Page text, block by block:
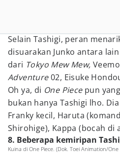
Selain Tashigi, peran
disuarakan Junko antara
dari Tokyo Mew Mew,
Adventure02, Eisuke
Oh ya, di One Piece pun
bukan hanya Tashigi lho.
Franky kecil, Haruta
Shirohige), Kappa (bocah di
8. Beberapa kemiripan
Kuina di One Piece. (Dok. Toei Animation/One